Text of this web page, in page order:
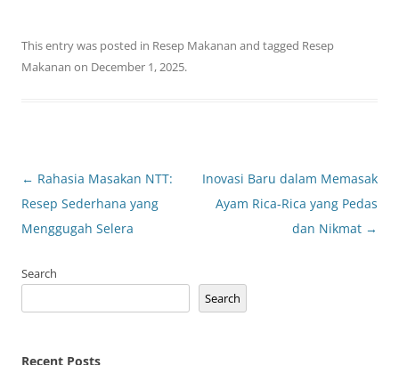
This entry was posted in Resep Makanan and tagged Resep
Makanan on December 1, 2025.
Post
navigation
← Rahasia Masakan NTT:
Resep Sederhana yang
Menggugah Selera
Inovasi Baru dalam Memasak
Ayam Rica-Rica yang Pedas
dan Nikmat →
Search
Search
Recent Posts